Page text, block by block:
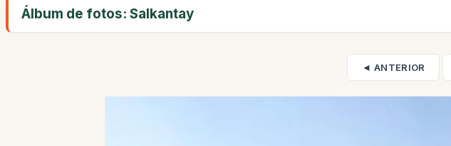
Álbum de fotos: Salkantay
◄ ANTERIOR